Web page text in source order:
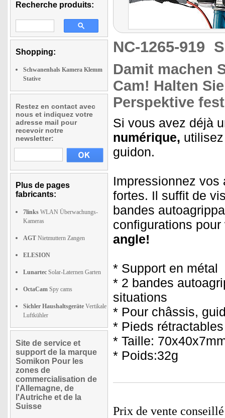
Recherche produits:
Shopping:
Schwanenhals Kamera Klemm
Stative
Restez en contact avec
nous et indiquez votre
adresse mail pour
recevoir notre
newsletter:
Plus de pages
fabricants:
7links WLAN Überwachungs-
Kameras
AGT Nietmuttern Zangen
ELESION
Lunartec Solar-Laternen Garten
OctaCam Spy cams
Sichler Haushaltsgeräte Vertikale
Luftkühler
Site de service et
support de la marque
Somikon Pour les
zones de
commercialisation de
l'Allemagne, de
l'Autriche et de la
Suisse
NC-1265-919
Damit machen
Cam! Halten
Perspektive
Si vous avez déjà
numérique,
guidon.
Impressionnez
fortes. Il suffit de
bandes
configurations pour
angle!
* Support en métal
* 2 bandes
situations
* Pour châssis,
* Pieds rétractables
* Taille:
* Poids:32g
Prix de vente